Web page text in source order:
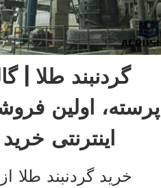
گردنبند طلا |
پرسته، اولین
اینترنتی
خرید گردنبند طلا